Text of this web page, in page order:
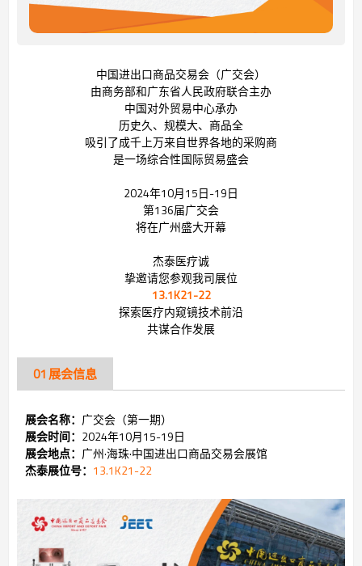
中国进出口商品交易会（广交会）
由商务部和广东省人民政府联合主办
中国对外贸易中心承办
历史久、规模大、商品全
吸引了成千上万来自世界各地的采购商
是一场综合性国际贸易盛会
2024年10月15日-19日
第136届广交会
将在广州盛大开幕
杰泰医疗诚
挚邀请您参观我司展位
13.1K21-22
探索医疗内窥镜技术前沿
共谋合作发展
01 展会信息
展会名称： 广交会（第一期）
展会时间： 2024年10月15-19日
展会地点： 广州·海珠·中国进出口商品交易会展馆
杰泰展位号： 13.1K21-22